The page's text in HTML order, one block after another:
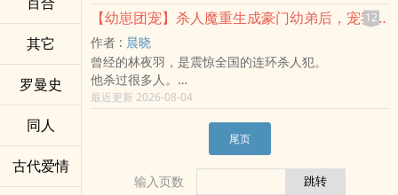
其它
罗曼史
同人
古代爱情
个人IG | alpha0725 | 欢迎留言互追！
E-Mail | alpha0715@ymail.com
域外连结 | /user/111902
个人网站 | /SilenceDogood
△
欢迎投珠、评论+收藏，本音照单全收！
也欢迎自荐作品，我会前去拜访！
风花雪月系列
《栖风》
有些离开并非不爱，而是当时的她们都太小，都没有能
力把爱留下。
如今，婉婷站命运岔口，会做出什么样的决定⋯⋯
被留下的人，是否也能选择不再重复同样的遗憾？
我们终其一生，都在替那时候的自己，重新选一次爱。
每次股东们，召开董事会的时候。
实际上那席董事长的座位，十几年如一日的，从来都是
不见人影坐在上面。
而神奇的是，茁曜草原真正的主理人是谁，虽然不为外
界所知。
然而，这家宠物旅舍，却是放眼整个宁夏国，屈指一数
要说市值，绝对高达8位数字，甚至更多。
让人不禁联想，像这般的成功企业。
幕后真正的轴心推手，那个垂帘之后的决策者，究竟是
【幼崽团宠】杀人魔重生成豪门幼弟后，宠我的家人全是我杀过的人
12
作者 : 晨晓
曾经的林夜羽，是震惊全国的连环杀人犯。
他杀过很多人。
其中也包括林家。
那个温柔的母亲、严厉的父亲，还有四个哥哥，全都曾
死亡后再次睁开眼，他变成了一个三岁孩子。
而眼前的家人，正是那些被他亲手杀死的人。
他们不记得那场血案。
最近更新 2026-08-04
尾页
输入页数